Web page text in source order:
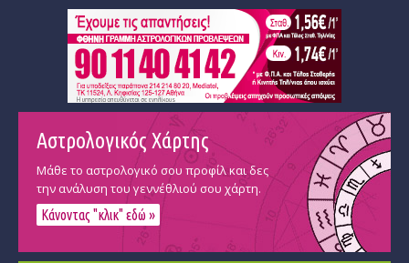
Αστρολογικός Χάρτης
Μάθε το αστρολογικό σου προφίλ και δες
την ανάλυση του γεννέθλιού σου χάρτη.
Κάνοντας "κλικ" εδώ »